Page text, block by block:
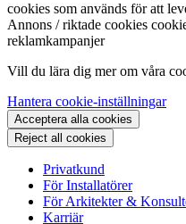
cookies som används för att
Annons / riktade cookies
reklamkampanjer
Vill du lära dig mer om våra
Hantera cookie-inställningar
Acceptera alla cookies
Reject all cookies
Privatkund
För Installatörer
För Arkitekter &
Karriär